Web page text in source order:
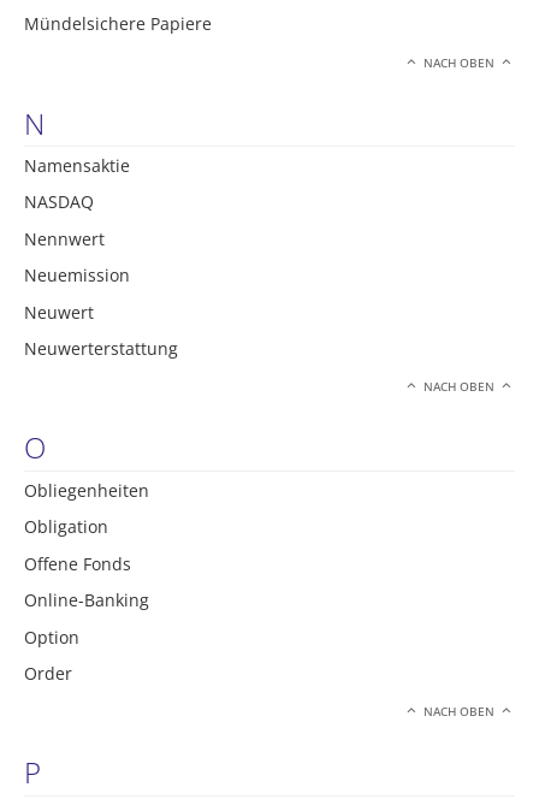
Mündelsichere Papiere
NACH OBEN
N
Namensaktie
NASDAQ
Nennwert
Neuemission
Neuwert
Neuwerterstattung
NACH OBEN
O
Obliegenheiten
Obligation
Offene Fonds
Online-Banking
Option
Order
NACH OBEN
P